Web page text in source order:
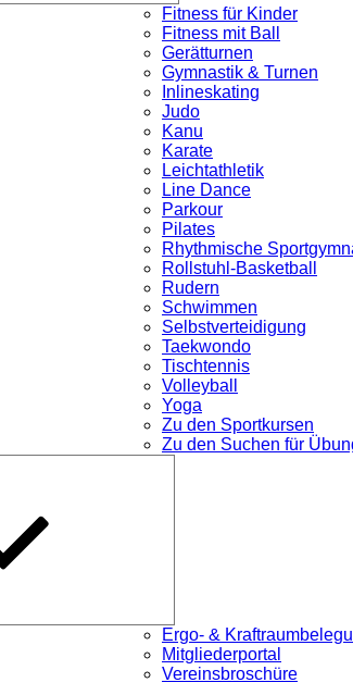
Fitness für Kinder
Fitness mit Ball
Gerätturnen
Gymnastik & Turnen
Inlineskating
Judo
Kanu
Karate
Leichtathletik
Line Dance
Parkour
Pilates
Rhythmische
Rollstuhl-Basketball
Rudern
Schwimmen
Selbstverteidigung
Taekwondo
Tischtennis
Volleyball
Yoga
Zu den Sportkursen
Zu den Suchen für
Ergo- &
Mitgliederportal
Vereinsbroschüre